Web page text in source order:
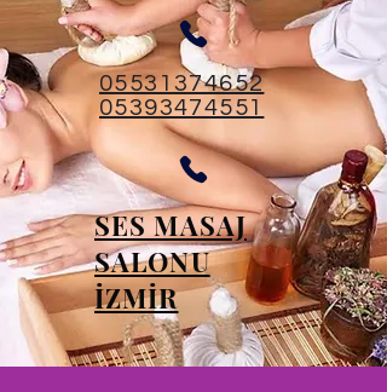
05531374652
05393474551
SES MASAJ
SALONU
İZMİR